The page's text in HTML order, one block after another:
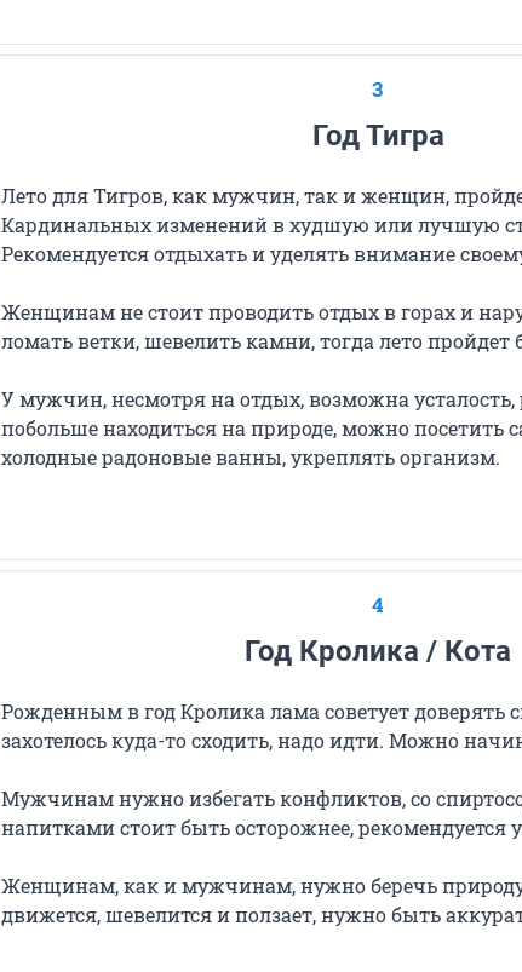
3
Год Тигра
Лето для Тигров, как мужчин, так и женщин,
Кардинальных изменений в худшую или лучшую
Рекомендуется отдыхать и уделять внимание
Женщинам не стоит проводить отдых в горах и
ломать ветки, шевелить камни, тогда лето пройдет
У мужчин, несмотря на отдых, возможна усталость,
побольше находиться на природе, можно посетить
холодные радоновые ванны, укреплять организм.
4
Год Кролика / Кота
Рожденным в год Кролика лама советует доверять
захотелось куда-то сходить, надо идти. Можно
Мужчинам нужно избегать конфликтов, со
напитками стоит быть осторожнее, рекомендуется
Женщинам, как и мужчинам, нужно беречь природу.
движется, шевелится и ползает, нужно быть